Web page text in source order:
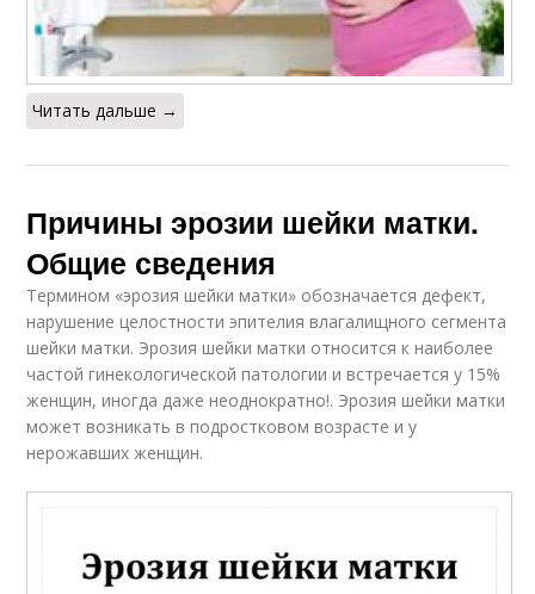
Читать дальше →
Причины эрозии шейки матки.
Общие сведения
Термином «эрозия шейки матки» обозначается дефект,
нарушение целостности эпителия влагалищного сегмента
шейки матки. Эрозия шейки матки относится к наиболее
частой гинекологической патологии и встречается у 15%
женщин, иногда даже неоднократно!. Эрозия шейки матки
может возникать в подростковом возрасте и у
нерожавших женщин.